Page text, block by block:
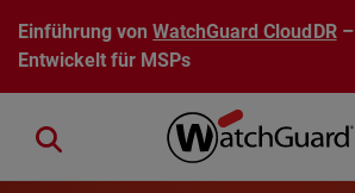
Direkt zum Inhalt
Einführung vonWatchGuard CloudDR–
Entwickelt für MSPs
Close search